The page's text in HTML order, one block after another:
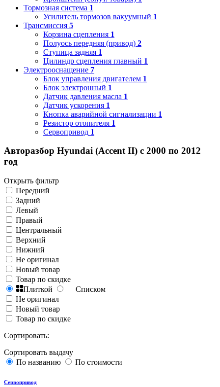
Тормозная система 1
Усилитель тормозов вакуумный 1
Трансмиссия 5
Корзина сцепления 1
Полуось передняя (привод) 2
Ступица задняя 1
Цилиндр сцепления главный 1
Электрооснащение 7
Блок управления двигателем 1
Блок электронный 1
Датчик давления масла 1
Датчик ускорения 1
Кнопка аварийной сигнализации 1
Резистор отопителя 1
Сервопривод 1
Авторазбор Hyundai (Accent II) с 2000 по 2012
год
Открыть фильтр
Передний
Задний
Левый
Правый
Центральный
Верхний
Нижний
Не оригинал
Новый товар
Товар по скидке
Плиткой
Списком
Не оригинал
Новый товар
Товар по скидке
Сортировать:
Сортировать выдачу
По названию
По стоимости
Сервопривод